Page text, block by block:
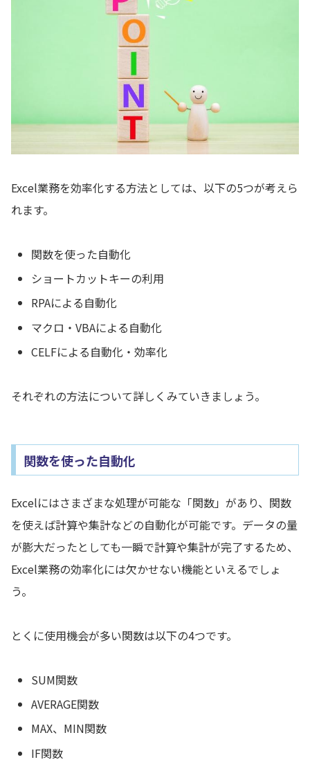
Excel業務を効率化する方法としては、以下の5つが考えら
れます。
関数を使った自動化
ショートカットキーの利用
RPAによる自動化
マクロ・VBAによる自動化
CELFによる自動化・効率化
それぞれの方法について詳しくみていきましょう。
関数を使った自動化
Excelにはさまざまな処理が可能な「関数」があり、関数
を使えば計算や集計などの自動化が可能です。データの量
が膨大だったとしても一瞬で計算や集計が完了するため、
Excel業務の効率化には欠かせない機能といえるでしょ
う。
とくに使用機会が多い関数は以下の4つです。
SUM関数
AVERAGE関数
MAX、MIN関数
IF関数